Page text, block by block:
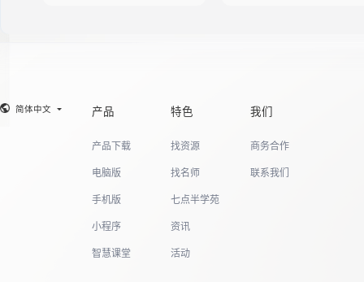
简体中文 产品
产品下载
电脑版
手机版
小程序
智慧课堂
特色
找资源
找名师
七点半学苑
资讯
活动
我们
商务合作
联系我们